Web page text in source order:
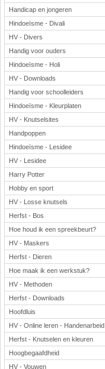
Handicap en jongeren
Hindoeïsme - Divali
HV - Divers
Handig voor ouders
Hindoeïsme - Holi
HV - Downloads
Handig voor schoolleiders
Hindoeïsme - Kleurplaten
HV - Knutselsites
Handpoppen
Hindoeïsme - Lesidee
HV - Lesidee
Harry Potter
Hobby en sport
HV - Losse knutsels
Herfst - Bos
Hoe houd ik een spreekbeurt?
HV - Maskers
Herfst - Dieren
Hoe maak ik een werkstuk?
HV - Methoden
Herfst - Downloads
Hoofdluis
HV - Online leren - Handenarbeid
Herfst - Knutselen en kleuren
Hoogbegaafdheid
HV - Vouwen